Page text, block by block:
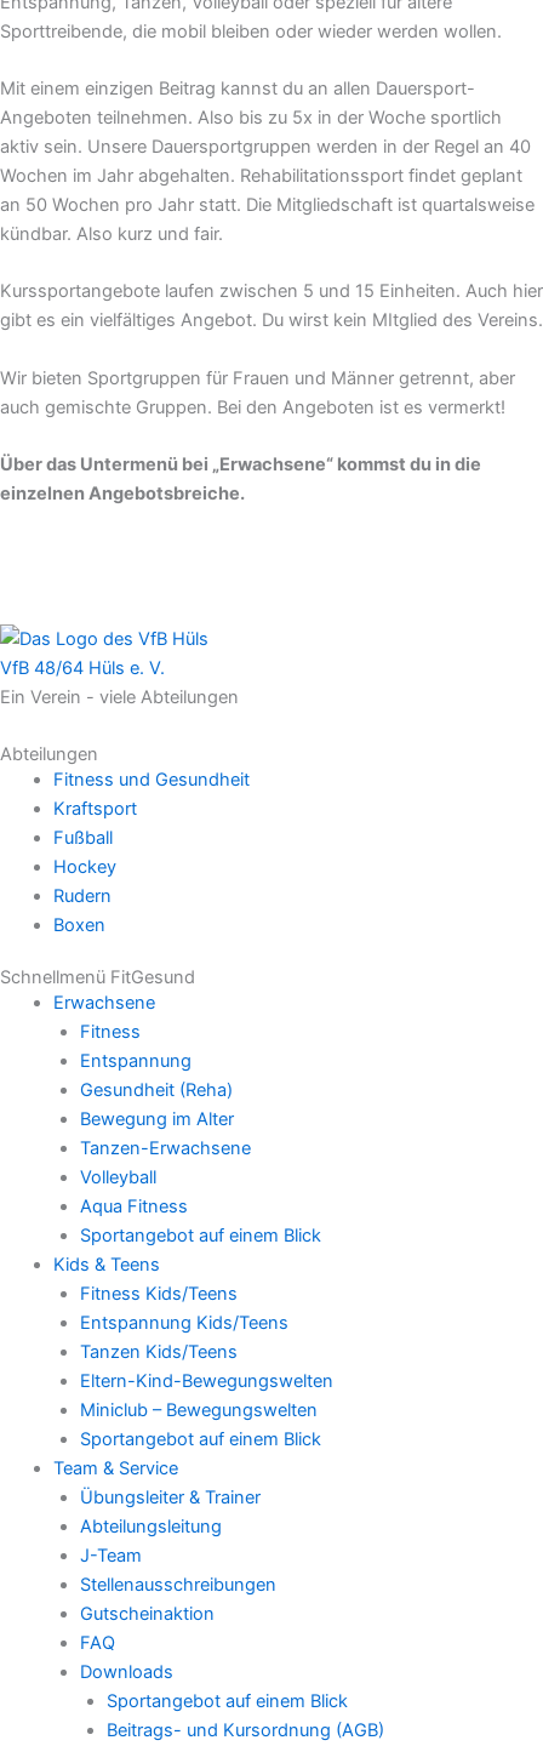
Sporttreibende, die mobil bleiben oder wieder werden wollen.
Mit einem einzigen Beitrag kannst du an allen Dauersport-
Angeboten teilnehmen. Also bis zu 5x in der Woche sportlich
aktiv sein. Unsere Dauersportgruppen werden in der Regel an 40
Wochen im Jahr abgehalten. Rehabilitationssport findet geplant
an 50 Wochen pro Jahr statt. Die Mitgliedschaft ist quartalsweise
kündbar. Also kurz und fair.
Kurssportangebote laufen zwischen 5 und 15 Einheiten. Auch hier
gibt es ein vielfältiges Angebot. Du wirst kein MItglied des Vereins.
Wir bieten Sportgruppen für Frauen und Männer getrennt, aber
auch gemischte Gruppen. Bei den Angeboten ist es vermerkt!
Über das Untermenü bei „Erwachsene“ kommst du in die
einzelnen Angebotsbreiche.
VfB 48/64 Hüls e. V.
Ein Verein - viele Abteilungen
Abteilungen
Fitness und Gesundheit
Kraftsport
Fußball
Hockey
Rudern
Boxen
Schnellmenü FitGesund
Erwachsene
Fitness
Entspannung
Gesundheit (Reha)
Bewegung im Alter
Tanzen-Erwachsene
Volleyball
Aqua Fitness
Sportangebot auf einem Blick
Kids & Teens
Fitness Kids/Teens
Entspannung Kids/Teens
Tanzen Kids/Teens
Eltern-Kind-Bewegungswelten
Miniclub – Bewegungswelten
Sportangebot auf einem Blick
Team & Service
Übungsleiter & Trainer
Abteilungsleitung
J-Team
Stellenausschreibungen
Gutscheinaktion
FAQ
Downloads
Sportangebot auf einem Blick
Beitrags- und Kursordnung (AGB)